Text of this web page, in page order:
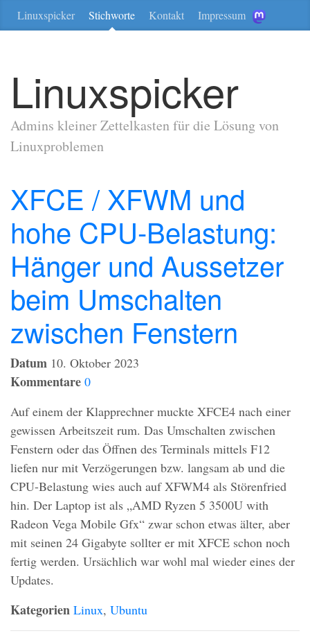
Linuxspicker Stichworte Kontakt Impressum
Linuxspicker
Admins kleiner Zettelkasten für die Lösung von
Linuxproblemen
XFCE / XFWM und
hohe CPU-Belastung:
Hänger und Aussetzer
beim Umschalten
zwischen Fenstern
Datum 10. Oktober 2023
Kommentare 0
Auf einem der Klapprechner muckte XFCE4 nach einer
gewissen Arbeitszeit rum. Das Umschalten zwischen
Fenstern oder das Öffnen des Terminals mittels F12
liefen nur mit Verzögerungen bzw. langsam ab und die
CPU-Belastung wies auch auf XFWM4 als Störenfried
hin. Der Laptop ist als „AMD Ryzen 5 3500U with
Radeon Vega Mobile Gfx“ zwar schon etwas älter, aber
mit seinen 24 Gigabyte sollter er mit XFCE schon noch
fertig werden. Ursächlich war wohl mal wieder eines der
Updates.
Kategorien Linux, Ubuntu